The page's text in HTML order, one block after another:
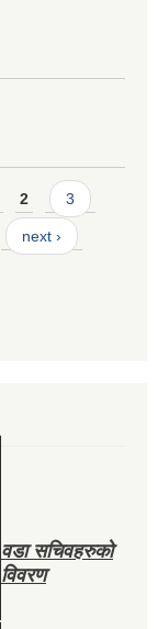
2 3
next ›
वडा सचिवहरुको
विवरण